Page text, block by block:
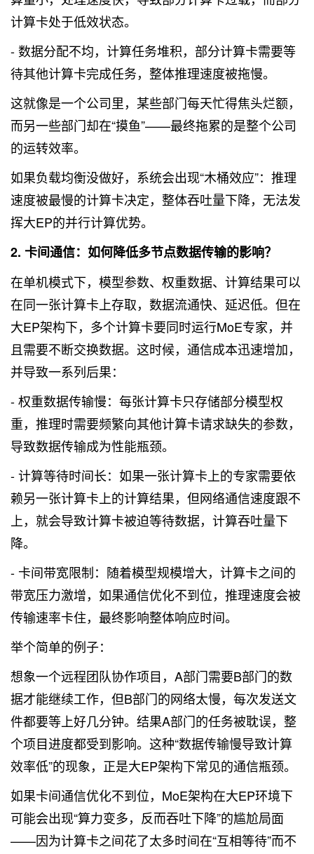
计算卡处于低效状态。
- 数据分配不均，计算任务堆积，部分计算卡需要等
待其他计算卡完成任务，整体推理速度被拖慢。
这就像是一个公司里，某些部门每天忙得焦头烂额，
而另一些部门却在“摸鱼”——最终拖累的是整个公司
的运转效率。
如果负载均衡没做好，系统会出现“木桶效应”：推理
速度被最慢的计算卡决定，整体吞吐量下降，无法发
挥大EP的并行计算优势。
2. 卡间通信：如何降低多节点数据传输的影响？
在单机模式下，模型参数、权重数据、计算结果可以
在同一张计算卡上存取，数据流通快、延迟低。但在
大EP架构下，多个计算卡要同时运行MoE专家，并
且需要不断交换数据。这时候，通信成本迅速增加，
并导致一系列后果：
- 权重数据传输慢：每张计算卡只存储部分模型权
重，推理时需要频繁向其他计算卡请求缺失的参数，
导致数据传输成为性能瓶颈。
- 计算等待时间长：如果一张计算卡上的专家需要依
赖另一张计算卡上的计算结果，但网络通信速度跟不
上，就会导致计算卡被迫等待数据，计算吞吐量下
降。
- 卡间带宽限制：随着模型规模增大，计算卡之间的
带宽压力激增，如果通信优化不到位，推理速度会被
传输速率卡住，最终影响整体响应时间。
举个简单的例子：
想象一个远程团队协作项目，A部门需要B部门的数
据才能继续工作，但B部门的网络太慢，每次发送文
件都要等上好几分钟。结果A部门的任务被耽误，整
个项目进度都受到影响。这种“数据传输慢导致计算
效率低”的现象，正是大EP架构下常见的通信瓶颈。
如果卡间通信优化不到位，MoE架构在大EP环境下
可能会出现“算力变多，反而吞吐下降”的尴尬局面
——因为计算卡之间花了太多时间在“互相等待”而不